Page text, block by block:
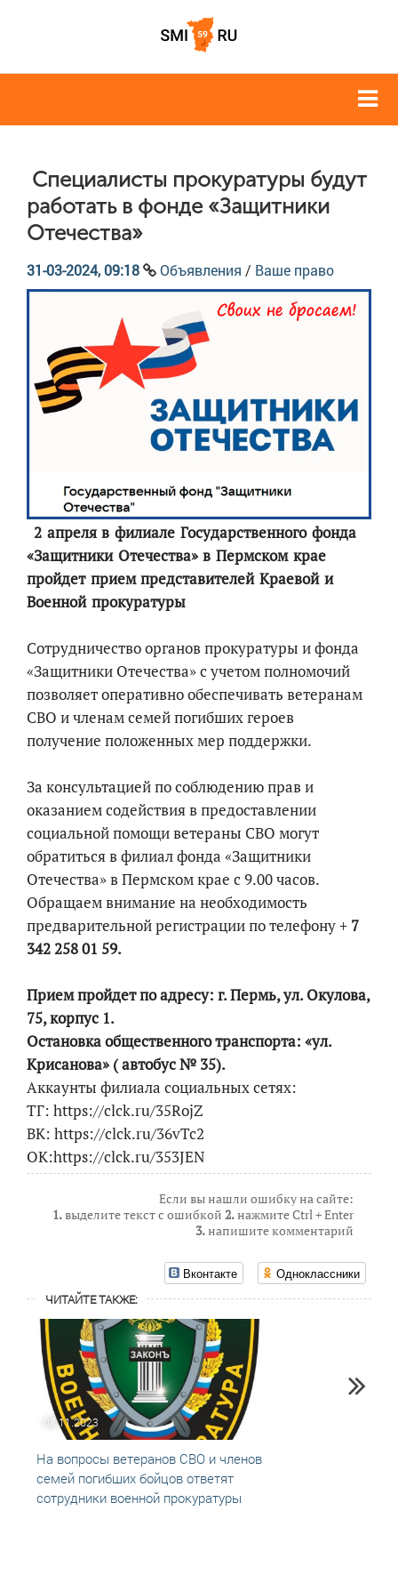
Специалисты прокуратуры будут
работать в фонде «Защитники
Отечества»
31-03-2024, 09:18 Объявления / Ваше право
2 апреля в филиале Государственного фонда
«Защитники Отечества» в Пермском крае
пройдет прием представителей Краевой и
Военной прокуратуры
Сотрудничество органов прокуратуры и фонда
«Защитники Отечества» с учетом полномочий
позволяет оперативно обеспечивать ветеранам
СВО и членам семей погибших героев
получение положенных мер поддержки.
За консультацией по соблюдению прав и
оказанием содействия в предоставлении
социальной помощи ветераны СВО могут
обратиться в филиал фонда «Защитники
Отечества» в Пермском крае с 9.00 часов.
Обращаем внимание на необходимость
предварительной регистрации по телефону + 7
342 258 01 59.
Прием пройдет по адресу: г. Пермь, ул. Окулова,
75, корпус 1.
Остановка общественного транспорта: «ул.
Крисанова» ( автобус № 35).
Аккаунты филиала социальных сетях:
ТГ: https://clck.ru/35RojZ
ВК: https://clck.ru/36vTc2
ОК:https://clck.ru/353JEN
Если вы нашли ошибку на сайте:
1.выделите текст с ошибкой 2.нажмите Ctrl + Enter
3.напишите комментарий
Вконтакте Одноклассники
ЧИТАЙТЕ ТАКЖЕ:
08.11.2023
На вопросы ветеранов СВО и членов
семей погибших бойцов ответят
сотрудники военной прокуратуры